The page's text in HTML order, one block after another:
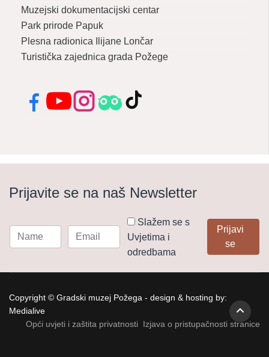
Muzejski dokumentacijski centar
Park prirode Papuk
Plesna radionica Ilijane Lončar
Turistička zajednica grada Požege
FacebookYouTubeInstagramTripadvisor
TikTok
Prijavite se na naš Newsletter
Slažem se s
Uvjetima i
odredbama
Prijavi
se
Copyright © Gradski muzej Požega - design & hosting by:
Medialive
Opći uvjeti i zaštita privatnosti Izjava o pristupačnosti stranice